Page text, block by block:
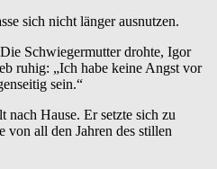
sich nicht länger ausnutzen.
Schwiegermutter drohte, Igor
ruhig: „Ich habe keine Angst vor
sein.“
Hause. Er setzte sich zu
von all den Jahren des stillen